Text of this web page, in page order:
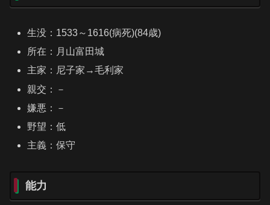
生没：1533～1616(病死)(84歳)
所在：月山富田城
主家：尼子家→毛利家
親交：－
嫌悪：－
野望：低
主義：保守
能力